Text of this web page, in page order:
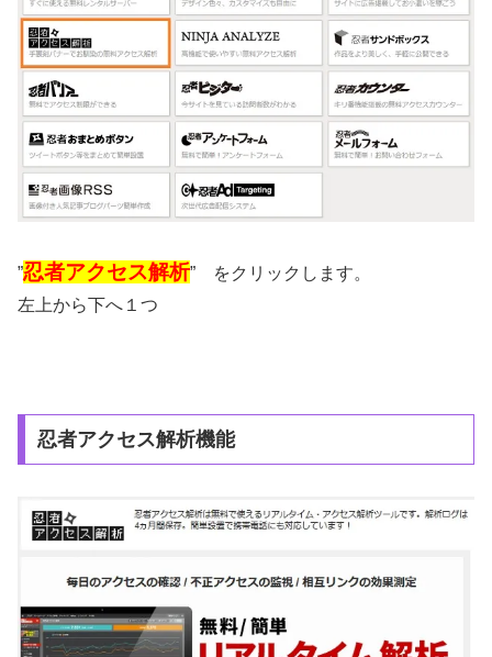
”忍者アクセス解析” をクリックします。
左上から下へ１つ
忍者アクセス解析機能